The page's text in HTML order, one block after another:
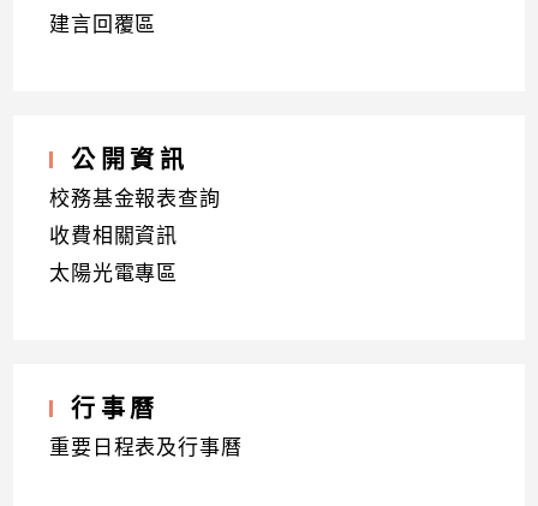
建言回覆區
公開資訊
校務基金報表查詢
收費相關資訊
太陽光電專區
行事曆
重要日程表及行事曆